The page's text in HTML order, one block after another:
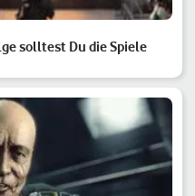
solltest Du die Spiele